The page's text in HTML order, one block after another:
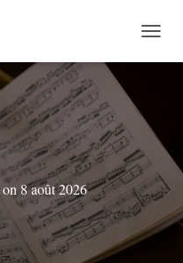
on8 août 2026